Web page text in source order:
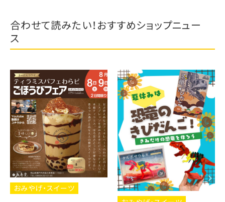
合わせて読みたい！おすすめショップニュー
ス
おみやげ・スイーツ